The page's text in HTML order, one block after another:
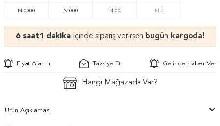
N:0000 N:000 N:00 N:0
6 saat1 dakika içinde sipariş verirsen bugün kargoda!
Fiyat Alarmı Tavsiye Et Gelince Haber Ver
Hangi Mağazada Var?
Ürün Açıklaması